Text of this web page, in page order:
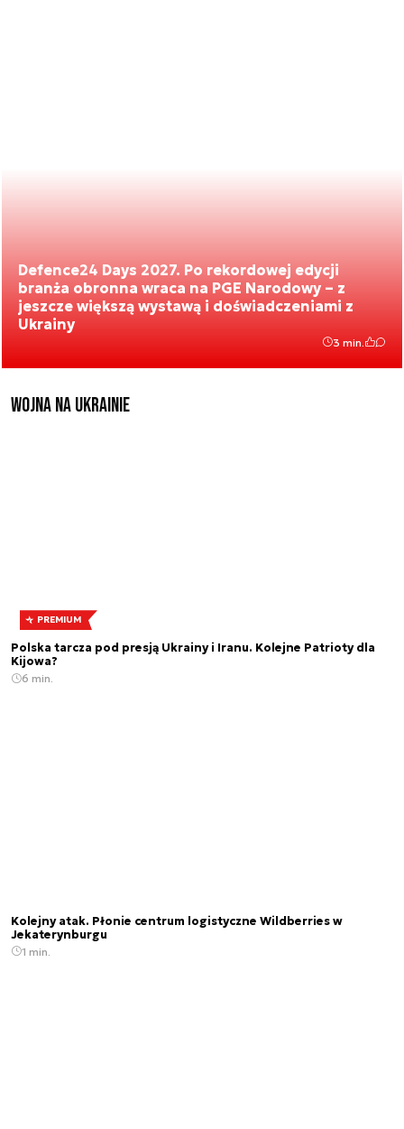
Defence24 Days 2027. Po rekordowej edycji
branża obronna wraca na PGE Narodowy – z
jeszcze większą wystawą i doświadczeniami z
Ukrainy
3 min.
Wojna na Ukrainie
PREMIUM
Polska tarcza pod presją Ukrainy i Iranu. Kolejne Patrioty dla
Kijowa?
6 min.
Kolejny atak. Płonie centrum logistyczne Wildberries w
Jekaterynburgu
1 min.